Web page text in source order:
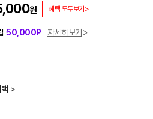
원 혜택 모두보기>
50,000P
자세히보기
택 >